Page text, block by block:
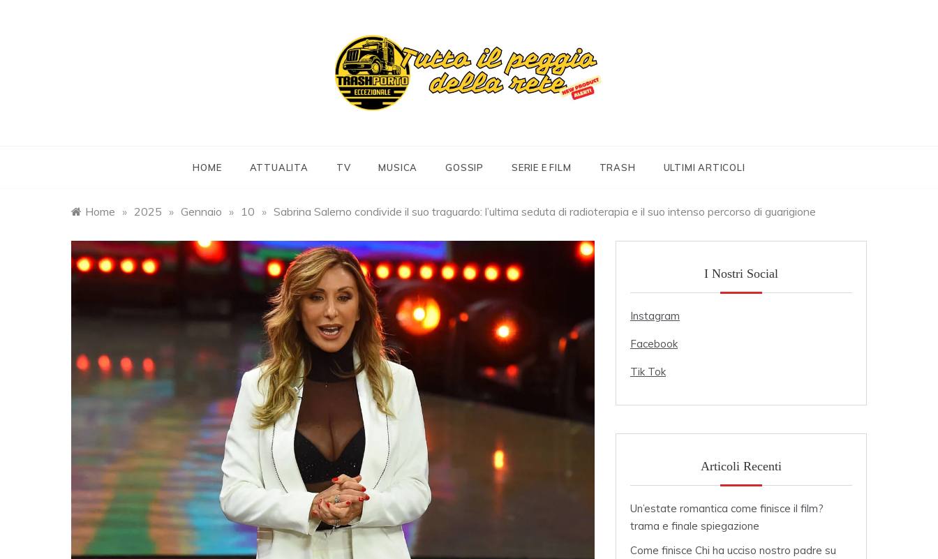
HOME ATTUALITA TV MUSICA GOSSIP SERIE E FILM TRASH ULTIMI ARTICOLI
Home » 2025 » Gennaio » 10 » Sabrina Salerno condivide il suo traguardo: l’ultima seduta di radioterapia e il suo intenso percorso di guarigione
I Nostri Social
Instagram
Facebook
Tik Tok
Articoli Recenti
Un’estate romantica come finisce il film?
trama e finale spiegazione
Come finisce Chi ha ucciso nostro padre su